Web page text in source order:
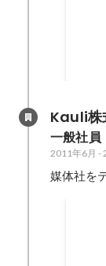
イズ
ーデ
活用
をは
Kauli株
一般社員
2011年6月 -
媒体社を